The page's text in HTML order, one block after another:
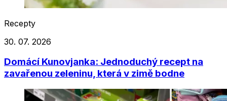
Recepty
30. 07. 2026
Domácí Kunovjanka: Jednoduchý recept na
zavařenou zeleninu, která v zimě bodne